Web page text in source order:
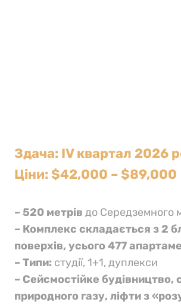
Здача: IV квартал 2026
Ціни: $42,000 – $89,000
– 520 метрів до Середземного
– Комплекс складається з 2
поверхів, усього 477
– Типи: студії, 1+1, дуплекси
– Сейсмостійке будівництво,
природного газу, ліфти з